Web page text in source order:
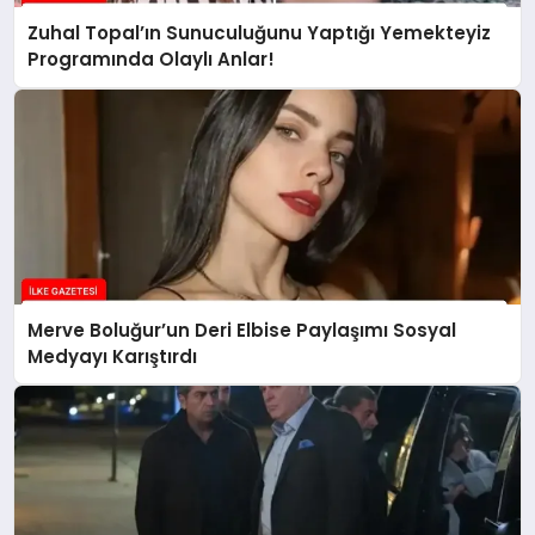
Zuhal Topal’ın Sunuculuğunu Yaptığı Yemekteyiz
Programında Olaylı Anlar!
Merve Boluğur’un Deri Elbise Paylaşımı Sosyal
Medyayı Karıştırdı